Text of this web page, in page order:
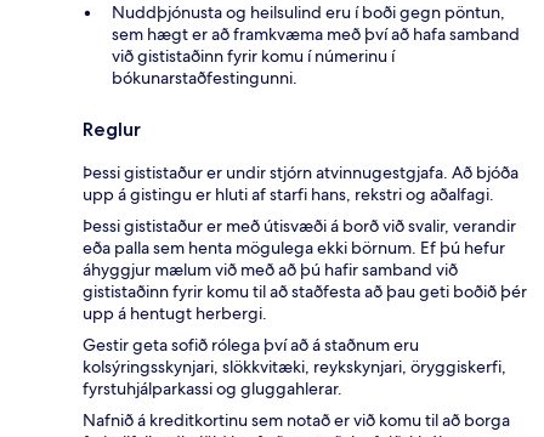
Nuddþjónusta og heilsulind eru í boði gegn pöntun,
sem hægt er að framkvæma með því að hafa samband
við gististaðinn fyrir komu í númerinu í
bókunarstaðfestingunni.
Reglur
Þessi gististaður er undir stjórn atvinnugestgjafa. Að bjóða
upp á gistingu er hluti af starfi hans, rekstri og aðalfagi.
Þessi gististaður er með útisvæði á borð við svalir, verandir
eða palla sem henta mögulega ekki börnum. Ef þú hefur
áhyggjur mælum við með að þú hafir samband við
gististaðinn fyrir komu til að staðfesta að þau geti boðið þér
upp á hentugt herbergi.
Gestir geta sofið rólega því að á staðnum eru
kolsýringsskynjari, slökkvitæki, reykskynjari, öryggiskerfi,
fyrstuhjálparkassi og gluggahlerar.
Nafnið á kreditkortinu sem notað er við komu til að borga